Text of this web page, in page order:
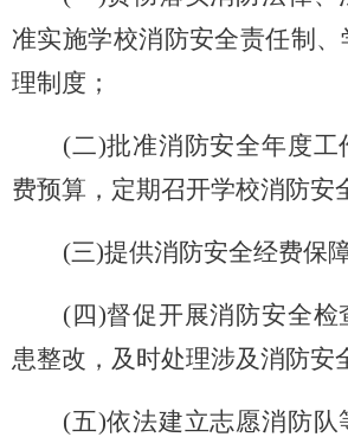
准实施学校消防安全责任制
理制度；
(二)批准消防安全年度工
费预算，定期召开学校消防安
(三)提供消防安全经费保
(四)督促开展消防安全
患整改，及时处理涉及消防安
(五)依法建立志愿消防队